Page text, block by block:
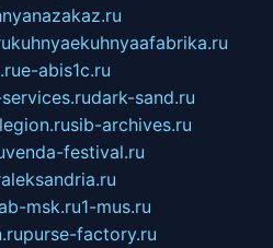
kuhnyaekuhnyaafabrika.ru
e-abis1c.ru
dark-sand.ru
sib-archives.ru
venda-festival.ru
msk.ru1-mus.ru
purse-factory.ru